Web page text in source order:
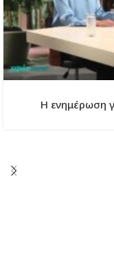
Η ενημέρωση